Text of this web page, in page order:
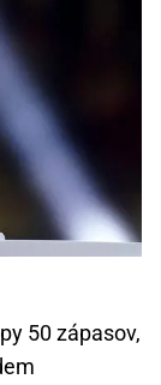
50 zápasov,